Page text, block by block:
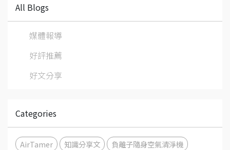
All Blogs
媒體報導
好評推薦
好文分享
Categories
AirTamer 知識分享文
負離子隨身空氣清淨機